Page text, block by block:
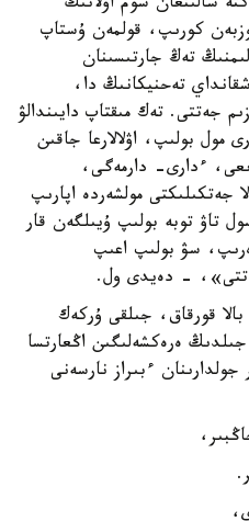
سالىنعان شوم اۋلانىڭ
كورىپ، قولمەن ۇستاپ
تەڭ جارتىسىنان
تەحنيكانىڭ دا،
جەتتى. تەك مىقتاپ دايىندالۋ
بولىپ، اۋلالارعا جاقىن
ءدارى- دارمەگى،
جەتكىلىكتى مولشەردە اپارىپ
تاۋ توبە بولىپ ۇيىلگەن قار
ەرىپ، سۋ بولىپ اعىپ
- دەيدى ول.
قورقاق، جىلقى ۇركەك
ەرەكشەلىگىن اڭعارتسا
ءبىراز نارسەنى